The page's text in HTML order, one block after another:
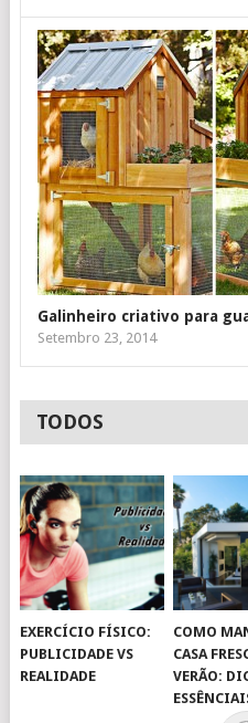
Galinheiro criativo para
Setembro 23, 2014
TODOS
EXERCÍCIO FÍSICO:
PUBLICIDADE VS
REALIDADE
COMO
CASA
VERÃO: